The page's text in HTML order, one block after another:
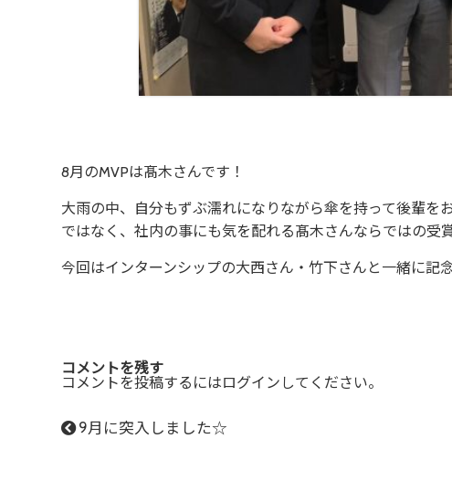
8月のMVPは髙木さんです！
大雨の中、自分もずぶ濡れになりながら傘を持って後輩
ではなく、社内の事にも気を配れる髙木さんならではの受
今回はインターンシップの大西さん・竹下さんと一緒に記
コメントを残す
コメントを投稿するにはログイン してください。
9月に突入しました☆